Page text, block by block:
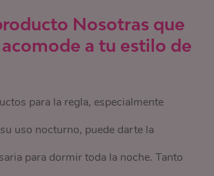
Nosotras que
a tu estilo de
para la regla, especialmente
uso nocturno, puede darte la
para dormir toda la noche. Tanto